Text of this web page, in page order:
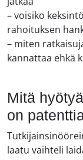
– voisiko
rahoituksen
– miten
kannattaa ehkä
Mitä
on
laatu vaihteli